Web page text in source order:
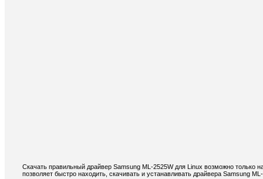
Скачать правильный драйвер Samsung ML-2525W для Linux возможно только
позволяет быстро находить, скачивать и устанавливать драйвера Samsung